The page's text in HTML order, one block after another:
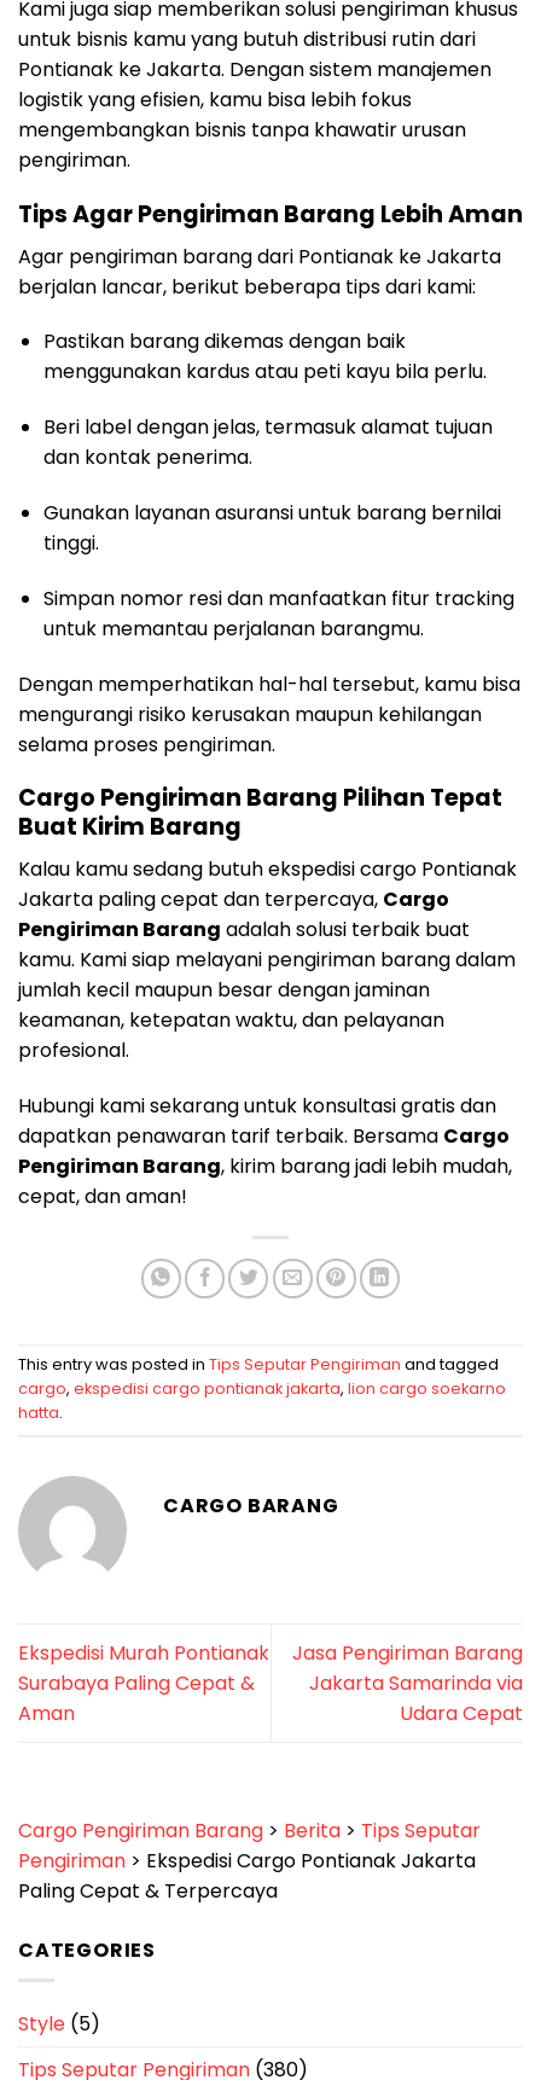
Kami juga siap memberikan solusi pengiriman khusus
untuk bisnis kamu yang butuh distribusi rutin dari
Pontianak ke Jakarta. Dengan sistem manajemen
logistik yang efisien, kamu bisa lebih fokus
mengembangkan bisnis tanpa khawatir urusan
pengiriman.
Tips Agar Pengiriman Barang Lebih Aman
Agar pengiriman barang dari Pontianak ke Jakarta
berjalan lancar, berikut beberapa tips dari kami:
Pastikan barang dikemas dengan baik
menggunakan kardus atau peti kayu bila perlu.
Beri label dengan jelas, termasuk alamat tujuan
dan kontak penerima.
Gunakan layanan asuransi untuk barang bernilai
tinggi.
Simpan nomor resi dan manfaatkan fitur tracking
untuk memantau perjalanan barangmu.
Dengan memperhatikan hal-hal tersebut, kamu bisa
mengurangi risiko kerusakan maupun kehilangan
selama proses pengiriman.
Cargo Pengiriman Barang Pilihan Tepat
Buat Kirim Barang
Kalau kamu sedang butuh ekspedisi cargo Pontianak
Jakarta paling cepat dan terpercaya, Cargo
Pengiriman Barang adalah solusi terbaik buat
kamu. Kami siap melayani pengiriman barang dalam
jumlah kecil maupun besar dengan jaminan
keamanan, ketepatan waktu, dan pelayanan
profesional.
Hubungi kami sekarang untuk konsultasi gratis dan
dapatkan penawaran tarif terbaik. Bersama Cargo
Pengiriman Barang, kirim barang jadi lebih mudah,
cepat, dan aman!
This entry was posted in Tips Seputar Pengiriman and tagged
cargo, ekspedisi cargo pontianak jakarta, lion cargo soekarno
hatta.
CARGO BARANG
Ekspedisi Murah Pontianak
Surabaya Paling Cepat &
Aman
Jasa Pengiriman Barang
Jakarta Samarinda via
Udara Cepat
Cargo Pengiriman Barang > Berita > Tips Seputar
Pengiriman > Ekspedisi Cargo Pontianak Jakarta
Paling Cepat & Terpercaya
CATEGORIES
Style (5)
Tips Seputar Pengiriman (380)